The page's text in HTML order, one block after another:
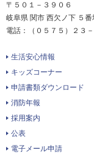
〒５０１－３９０６
岐阜県 関市 西欠ノ下 ５番
電話：（０５７５）２３
生活安心情報
キッズコーナー
申請書類ダウンロード
消防年報
採用案内
公表
電子メール申請